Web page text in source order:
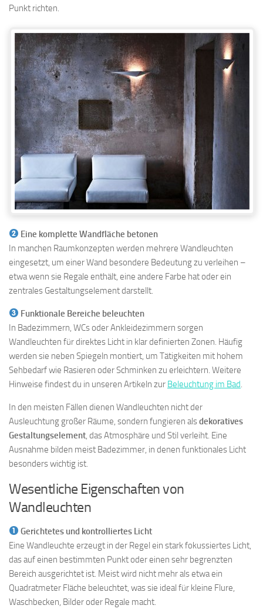
Punkt richten.
Eine komplette Wandfläche betonen
In manchen Raumkonzepten werden mehrere Wandleuchten
eingesetzt, um einer Wand besondere Bedeutung zu verleihen –
etwa wenn sie Regale enthält, eine andere Farbe hat oder ein
zentrales Gestaltungselement darstellt.
Funktionale Bereiche beleuchten
In Badezimmern, WCs oder Ankleidezimmern sorgen
Wandleuchten für direktes Licht in klar definierten Zonen. Häufig
werden sie neben Spiegeln montiert, um Tätigkeiten mit hohem
Sehbedarf wie Rasieren oder Schminken zu erleichtern. Weitere
Hinweise findest du in unseren Artikeln zur Beleuchtung im Bad
In den meisten Fällen dienen Wandleuchten nicht der
Ausleuchtung großer Räume, sondern fungieren alsdekoratives
Gestaltungselement , das Atmosphäre und Stil verleiht. Eine
Ausnahme bilden meist Badezimmer, in denen funktionales Licht
besonders wichtig ist.
Wesentliche Eigenschaften von
Wandleuchten
Gerichtetes und kontrolliertes Licht
Eine Wandleuchte erzeugt in der Regel ein stark fokussiertes Licht,
das auf einen bestimmten Punkt oder einen sehr begrenzten
Bereich ausgerichtet ist. Meist wird nicht mehr als etwa ein
Quadratmeter Fläche beleuchtet, was sie ideal für kleine Flure,
Waschbecken, Bilder oder Regale macht.